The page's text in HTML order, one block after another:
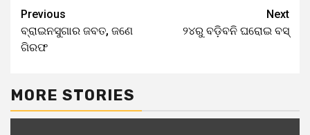
Previous
ବ୍ରାଇନସୁଗାର ଜବତ, ଜଣେ
ଗିରଫ
Next
୨୪ରୁ ବଡ଼ିବନି ଘରୋଇ ବସ୍‌
MORE STORIES